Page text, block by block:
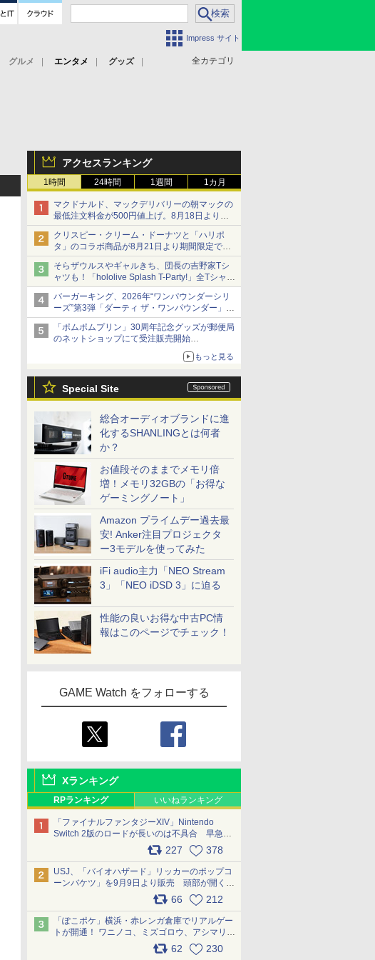
Impress サイト
全カテゴリ
グルメ エンタメ
グッズ
アクセスランキング
1時間 24時間 1週間 1カ月
マクドナルド、マックデリバリーの朝マックの
最低注文料金が500円値上げ。8月18日より
1,500円から受付
クリスピー・クリーム・ドーナツと「ハリポ
タ」のコラボ商品が8月21日より期間限定で発
売
組分け帽子ドーナツなど見た目も楽しい商品が
登場
そらザウルスやギャルきち、団長の吉野家Tシ
ャツも！「hololive Splash T-Party!」全Tシャツ
ラインナップ公開＆オンライン販売開始
バーガーキング、2026年“ワンパウンダーシリ
ーズ”第3弾「ダーティ ザ・ワンパウンダー」を
8月7日発売
「特製ガーリックマヨソース」を使用した超大
型チーズバーガー
「ポムポムプリン」30周年記念グッズが郵便局
のネットショップにて受注販売開始
「おもちもちもちクッション」など今年だけの
もっと見る
Special Site
総合オーディオブランドに進
化するSHANLINGとは何者
か？
お値段そのままでメモリ倍
増！メモリ32GBの「お得な
ゲーミングノート」
Amazon プライムデー過去最
安! Anker注目プロジェクタ
ー3モデルを使ってみた
iFi audio主力「NEO Stream
3」「NEO iDSD 3」に迫る
性能の良いお得な中古PC情
報はこのページでチェック！
GAME Watch をフォローする
Xランキング
RPランキング いいねランキング
「ファイナルファンタジーXIV」Nintendo
Switch 2版のロードが長いのは不具合 早急に
アップデートできるよう対応中227 378
USJ、「バイオハザード」リッカーのポップコ
ーンバケツ」を9月9日より販売 頭部が開く仕
組み。味は恐怖を堪のう「味噌フレーバー」
66 212
「ぽこポケ」横浜・赤レンガ倉庫でリアルゲー
トが開通！ ワニノコ、ミズゴロウ、アシマリ登
場シーンをレポート pic.x.com/LDgEByVl6D
62 230